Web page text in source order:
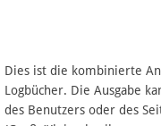
Artikel nach
FAQ
Dies ist die kombinierte
Logbücher. Die Ausgabe
des Benutzers oder des